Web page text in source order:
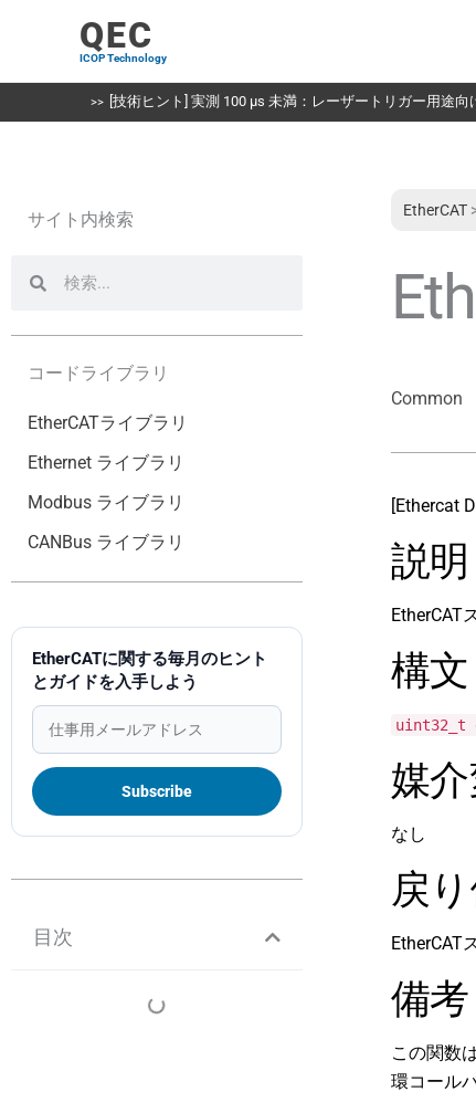
キ
QEC
ICOP Technology
[技術ヒント] 実測 100 µs 未満：レーザートリガー用途向
サイト内検索
索
コードライブラリ
EtherCATライブラリ
Ethernet ライブラリ
Modbus ライブラリ
CANBus ライブラリ
EtherCATに関する毎月のヒント
とガイドを入手しよう
目次
EtherCAT
Common
[Ethercat
説明
EtherCAT
構文
uint32_t
媒
なし
戻
EtherCAT
備考
この関数
環コール